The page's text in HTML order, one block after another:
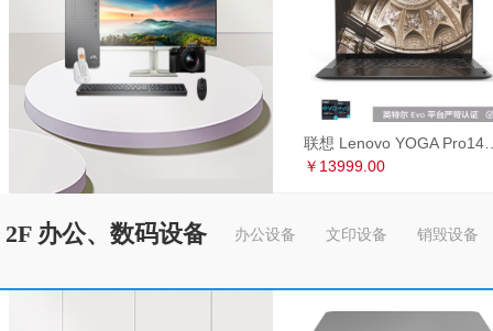
￥13999.00
2F 办公、数码设备 办公设备 文印设备 销毁设备